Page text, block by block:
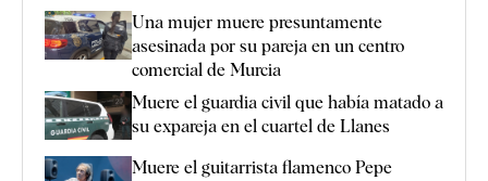
Una mujer muere presuntamente
asesinada por su pareja en un centro
comercial de Murcia
Muere el guardia civil que había matado a
su expareja en el cuartel de Llanes
Muere el guitarrista flamenco Pepe